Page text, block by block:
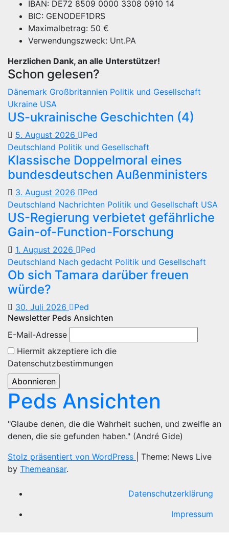
IBAN: DE72 8509 0000 3308 0910 14
BIC: GENODEF1DRS
Maximalbetrag: 50 €
Verwendungszweck: Unt.PA
Herzlichen Dank, an alle Unterstützer!
Schon gelesen?
Dänemark Großbritannien Politik und Gesellschaft
Ukraine USA
US-ukrainische Geschichten (4)
5. August 2026
Ped
Deutschland Politik und Gesellschaft
Klassische Doppelmoral eines
bundesdeutschen Außenministers
3. August 2026
Ped
Deutschland Nachrichten Politik und Gesellschaft USA
US-Regierung verbietet gefährliche
Gain-of-Function-Forschung
1. August 2026
Ped
Deutschland Nach gedacht Politik und Gesellschaft
Ob sich Tamara darüber freuen
würde?
30. Juli 2026
Ped
Newsletter Peds Ansichten
E-Mail-Adresse
Hiermit akzeptiere ich die
Datenschutzbestimmungen
Peds Ansichten
"Glaube denen, die die Wahrheit suchen, und zweifle an
denen, die sie gefunden haben." (André Gide)
Stolz präsentiert von WordPress
Theme: News Live
by Themeansar.
Datenschutzerklärung
Impressum